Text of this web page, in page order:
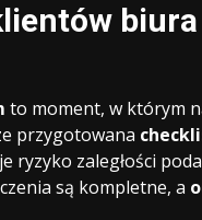
biura
to moment, w którym
przygotowana
zaległości
są kompletne, a